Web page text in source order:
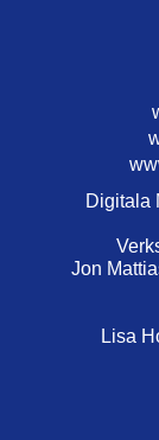
Digitala
Jon
Lisa